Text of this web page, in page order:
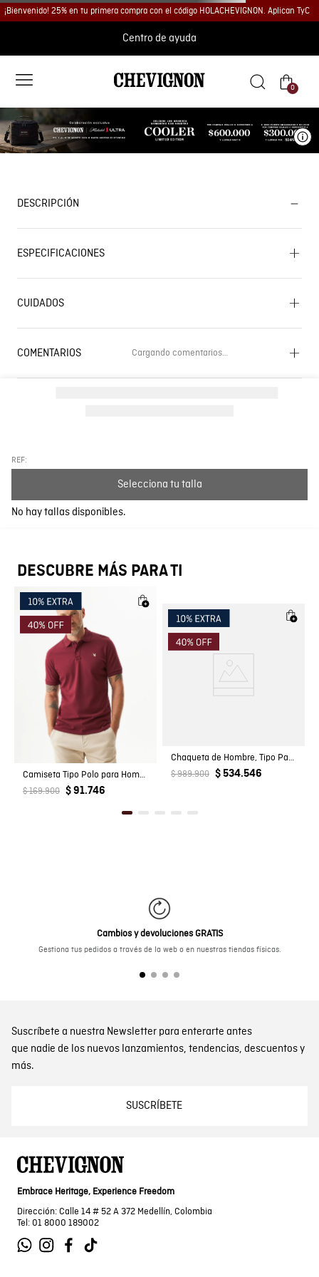
¡Bienvenido! 25% en tu primera compra con el código HOLACHEVIGNON. Aplican TyC
Centro de ayuda
0
REF:
Selecciona tu talla
No hay tallas disponibles.
DESCRIPCIÓN
ESPECIFICACIONES
CUIDADOS
COMENTARIOS Cargando comentarios…
Cargando el resumen…
DESCUBRE MÁS PARA TI
Camiseta Tipo Polo para Hombre
$ 169.900 $ 91.746
Chaqueta de Hombre, Tipo Parka Militar - Algodón + Elastano
$ 989.900 $ 534.546
Cambios y devoluciones GRATIS
Gestiona tus pedidos a través de la web o en nuestras tiendas físicas.
Suscríbete a nuestra Newsletter para enterarte antes
que nadie de los nuevos lanzamientos, tendencias, descuentos y
más.
SUSCRÍBETE
Embrace Heritage, Experience Freedom
Dirección: Calle 14 # 52 A 372 Medellín, Colombia
Tel: 01 8000 189002